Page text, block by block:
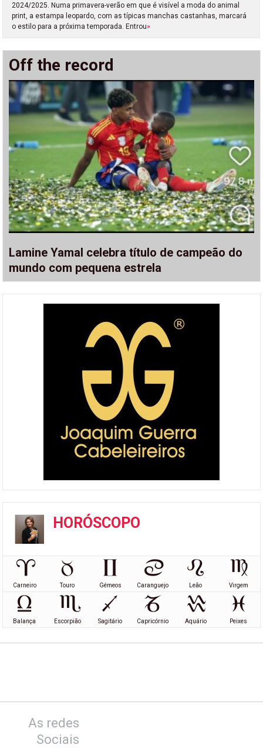
2024/2025. Numa primavera-verão em que é visível a moda do animal
print, a estampa leopardo, com as típicas manchas castanhas, marcará
o estilo para a próxima temporada. Entrou»
Off the record
Lamine Yamal celebra título de campeão do
mundo com pequena estrela
HORÓSCOPO
Carneiro Touro Gémeos Caranguejo Leão Virgem
Balança Escorpião Sagitário Capricórnio Aquário Peixes
As redes
Sociais